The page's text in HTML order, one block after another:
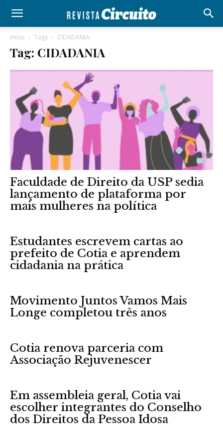
Início Tags CIDADANIA
Tag: CIDADANIA
Faculdade de Direito da USP sedia
lançamento de plataforma por
mais mulheres na política
Estudantes escrevem cartas ao
prefeito de Cotia e aprendem
cidadania na prática
Movimento Juntos Vamos Mais
Longe completou três anos
Cotia renova parceria com
Associação Rejuvenescer
Em assembleia geral, Cotia vai
escolher integrantes do Conselho
dos Direitos da Pessoa Idosa